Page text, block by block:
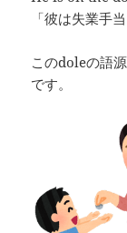
「彼は失業手
このdoleの語
です。